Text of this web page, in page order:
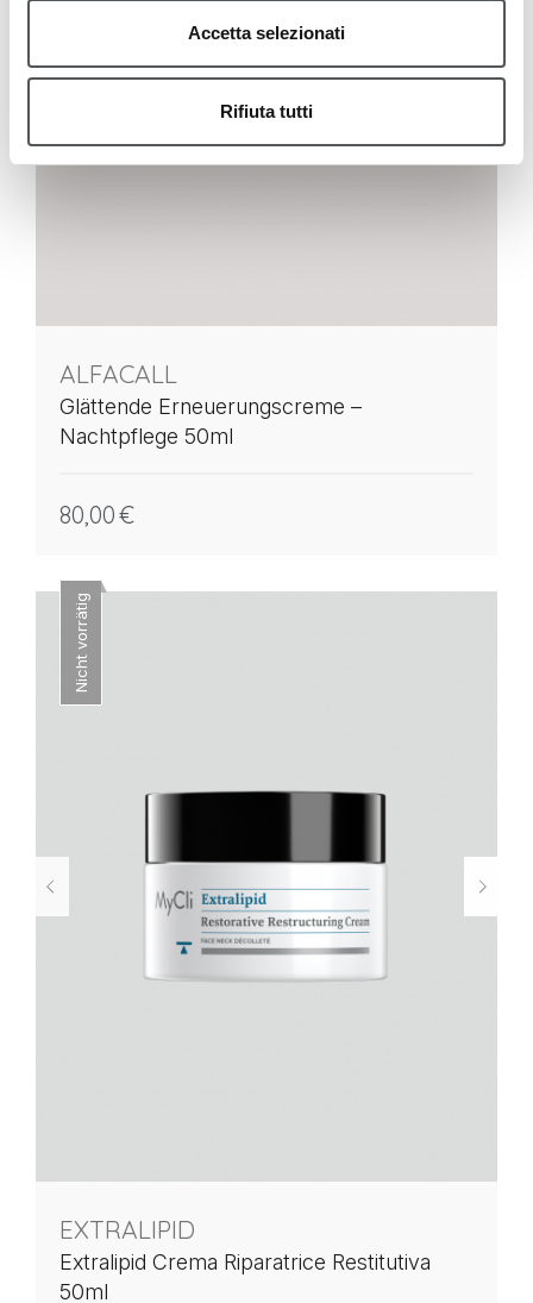
Accetta selezionati
Rifiuta tutti
ALFACALL
Glättende Erneuerungscreme –
Nachtpflege 50ml
80,00€
Nicht vorrätig
EXTRALIPID
Extralipid Crema Riparatrice Restitutiva
50ml